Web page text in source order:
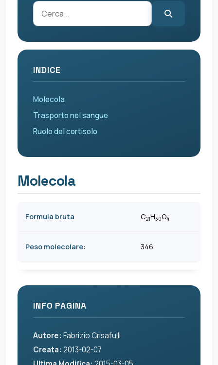
INDICE
Molecola
Trasporto nel sangue
Ruolo del cortisolo
Molecola
Formula bruta C21H30O4
Peso molecolare: 346
INFO PAGINA
Autore: Fabrizio Crisafulli
Creata: 2013-02-07